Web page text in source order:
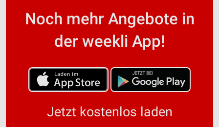
Noch mehr Angebote in
der weekli App!
Jetzt kostenlos laden